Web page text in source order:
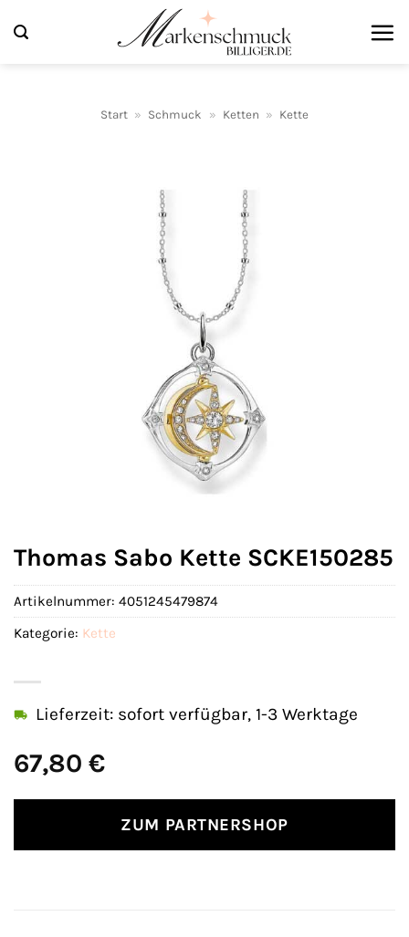
Inhalt
Start » Schmuck » Ketten » Kette
Thomas Sabo Kette SCKE150285
67,80 €
Lieferzeit: sofort verfügbar, 1-3 Werktage
ZUM PARTNERSHOP
Artikelnummer: 4051245479874
Kategorie: Kette